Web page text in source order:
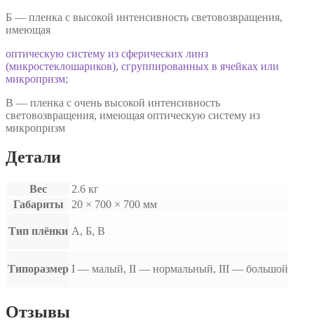
Б — пленка с высокой интенсивность световозвращения,
имеющая
оптическую систему из сферических линз
(микростеклошариков), сгруппированных в ячейках или
микропризм;
В — пленка с очень высокой интенсивность
световозвращения, имеющая оптическую систему из
микропризм
Детали
Вес
2.6 кг
Габариты
20 × 700 × 700 мм
Тип плёнки А, Б, В
Типоразмер I — малый, II — нормальный, III — большой
Отзывы